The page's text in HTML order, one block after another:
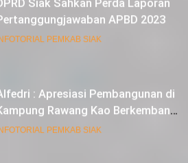
APBD 2023
INFOTORIAL PEMKAB SIAK
Rawang Kao Berkembang
INFOTORIAL PEMKAB SIAK